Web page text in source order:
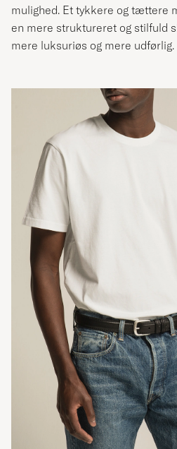
mulighed. Et tykkere og tættere
en mere struktureret og stilfuld
mere luksuriøs og mere udførlig.